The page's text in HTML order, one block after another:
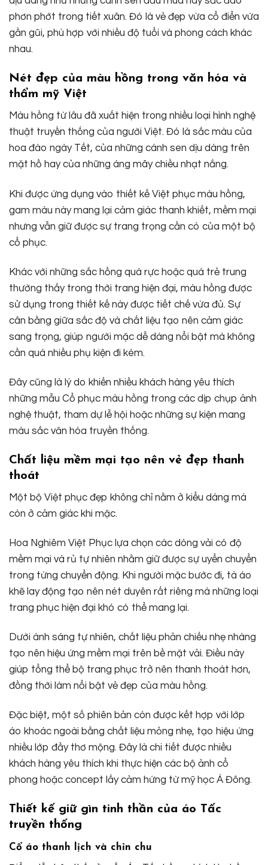
phơn phớt trong tiết xuân. Đó là vẻ đẹp vừa cổ điển vừa
gần gũi, phù hợp với nhiều độ tuổi và phong cách khác
nhau.
Nét đẹp của màu hồng trong văn hóa và
thẩm mỹ Việt
Màu hồng từ lâu đã xuất hiện trong nhiều loại hình nghệ
thuật truyền thống của người Việt. Đó là sắc màu của
hoa đào ngày Tết, của những cánh sen dịu dàng trên
mặt hồ hay của những áng mây chiều nhạt nắng.
Khi được ứng dụng vào thiết kế Việt phục màu hồng,
gam màu này mang lại cảm giác thanh khiết, mềm mại
nhưng vẫn giữ được sự trang trọng cần có của một bộ
cổ phục.
Khác với những sắc hồng quá rực hoặc quá trẻ trung
thường thấy trong thời trang hiện đại, màu hồng được
sử dụng trong thiết kế này được tiết chế vừa đủ. Sự
cân bằng giữa sắc độ và chất liệu tạo nên cảm giác
sang trọng, giúp người mặc dễ dàng nổi bật mà không
cần quá nhiều phụ kiện đi kèm.
Đây cũng là lý do khiến nhiều khách hàng yêu thích
những mẫu Cổ phục màu hồng trong các dịp chụp ảnh
nghệ thuật, tham dự lễ hội hoặc những sự kiện mang
màu sắc văn hóa truyền thống.
Chất liệu mềm mại tạo nên vẻ đẹp thanh
thoát
Một bộ Việt phục đẹp không chỉ nằm ở kiểu dáng mà
còn ở cảm giác khi mặc.
Hoa Nghiêm Việt Phục lựa chọn các dòng vải có độ
mềm mại và rủ tự nhiên nhằm giữ được sự uyển chuyển
trong từng chuyển động. Khi người mặc bước đi, tà áo
khẽ lay động tạo nên nét duyên rất riêng mà những loại
trang phục hiện đại khó có thể mang lại.
Dưới ánh sáng tự nhiên, chất liệu phản chiếu nhẹ nhàng
tạo nên hiệu ứng mềm mại trên bề mặt vải. Điều này
giúp tổng thể bộ trang phục trở nên thanh thoát hơn,
đồng thời làm nổi bật vẻ đẹp của màu hồng.
Đặc biệt, một số phiên bản còn được kết hợp với lớp
áo khoác ngoài bằng chất liệu mỏng nhẹ, tạo hiệu ứng
nhiều lớp đầy thơ mộng. Đây là chi tiết được nhiều
khách hàng yêu thích khi thực hiện các bộ ảnh cổ
phong hoặc concept lấy cảm hứng từ mỹ học Á Đông.
Thiết kế giữ gìn tinh thần của áo Tấc
truyền thống
Cổ áo thanh lịch và chỉn chu